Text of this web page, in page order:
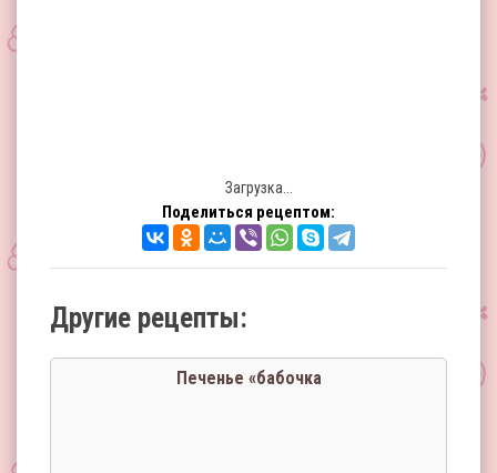
Загрузка...
Поделиться рецептом:
Другие рецепты:
Печенье «бабочка